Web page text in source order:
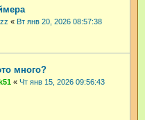
« Вт янв 20, 2026 08:57:38
много?
« Чт янв 15, 2026 09:56:43